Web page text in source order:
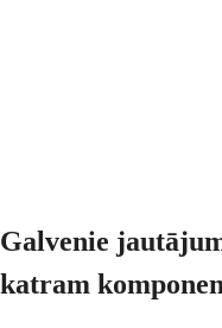
Galvenie
katram